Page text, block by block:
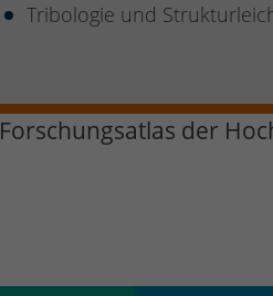
Tribologie und
Forschungsatlas der